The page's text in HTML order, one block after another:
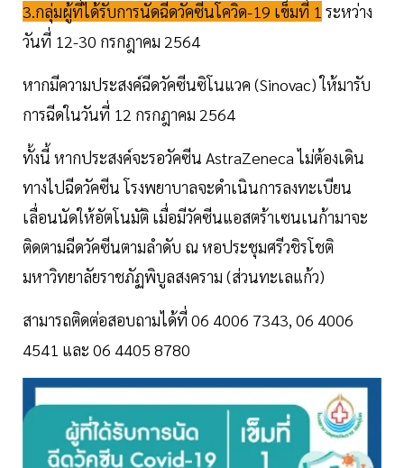
3.กลุ่มผู้ที่ได้รับการนัดฉีดวัคซีนโควิด-19 เข็มที่ 1 ระหว่าง
วันที่ 12-30 กรกฎาคม 2564
หากมีความประสงค์ฉีดวัคซีนซิโนแวค (Sinovac) ให้มารับ
การฉีดในวันที่ 12 กรกฎาคม 2564
ทั้งนี้ หากประสงค์จะรอวัคซีน AstraZeneca ไม่ต้องเดิน
ทางไปฉีดวัคซีน โรงพยาบาลจะดำเนินการลงทะเบียน
เลื่อนนัดให้อัตโนมัติ เมื่อมีวัคซีนแอสตร้าเซนเนก้ามาจะ
ติดตามฉีดวัคซีนตามลำดับ ณ หอประชุมศรีวชิรโชติ
มหาวิทยาลัยราชภัฏพิบูลสงคราม (ส่วนทะเลแก้ว)
สามารถติดต่อสอบถามได้ที่ 06 4006 7343, 06 4006
4541 และ 06 4405 8780